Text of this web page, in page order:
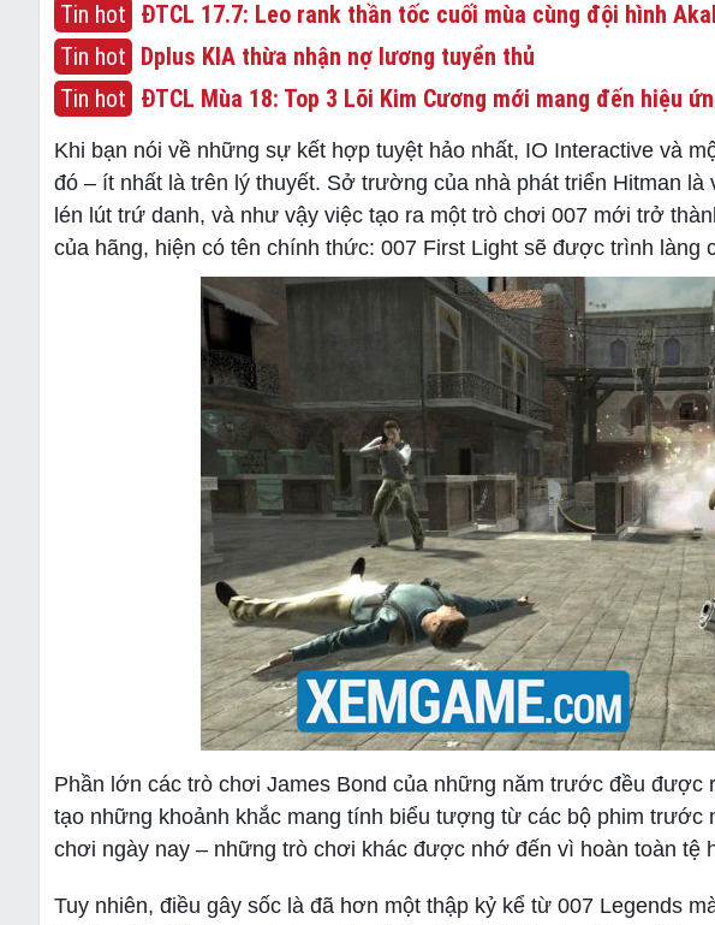
Tin hot ĐTCL 17.7: Leo rank thần tốc cuối mùa cùng đội hình
Tin hot Dplus KIA thừa nhận nợ lương tuyển thủ
Tin hot ĐTCL Mùa 18: Top 3 Lõi Kim Cương mới mang đến hiệu
Khi bạn nói về những sự kết hợp tuyệt hảo nhất, IO Interactive và
đó – ít nhất là trên lý thuyết. Sở trường của nhà phát triển Hitman
lén lút trứ danh, và như vậy việc tạo ra một trò chơi 007 mới trở
của hãng, hiện có tên chính thức: 007 First Light sẽ được trình làng
Phần lớn các trò chơi James Bond của những năm trước đều được
tạo những khoảnh khắc mang tính biểu tượng từ các bộ phim
chơi ngày nay – những trò chơi khác được nhớ đến vì hoàn toàn tệ
Tuy nhiên, điều gây sốc là đã hơn một thập kỷ kể từ 007 Legends